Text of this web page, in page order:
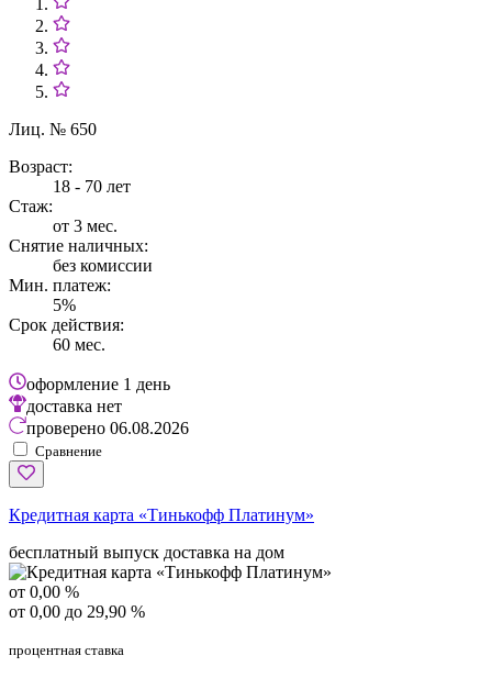
Лиц. № 650
Возраст:
18 - 70 лет
Стаж:
от 3 мес.
Снятие наличных:
без комиссии
Мин. платеж:
5%
Срок действия:
60 мес.
оформление 1 день
доставка нет
проверено 06.08.2026
Сравнение
Кредитная карта «Тинькофф Платинум»
бесплатный выпуск доставка на дом
от 0,00 %
от 0,00 до 29,90 %
процентная ставка